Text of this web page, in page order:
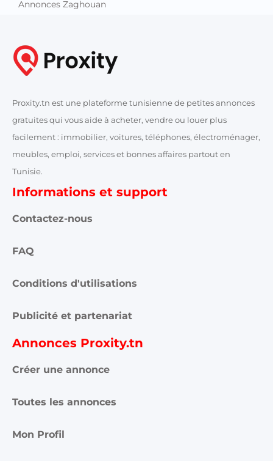
Annonces Zaghouan
Proxity.tn est une plateforme tunisienne de petites annonces
gratuites qui vous aide à acheter, vendre ou louer plus
facilement : immobilier, voitures, téléphones, électroménager,
meubles, emploi, services et bonnes affaires partout en
Tunisie.
Informations et support
Contactez-nous
FAQ
Conditions d'utilisations
Publicité et partenariat
Annonces Proxity.tn
Créer une annonce
Toutes les annonces
Mon Profil